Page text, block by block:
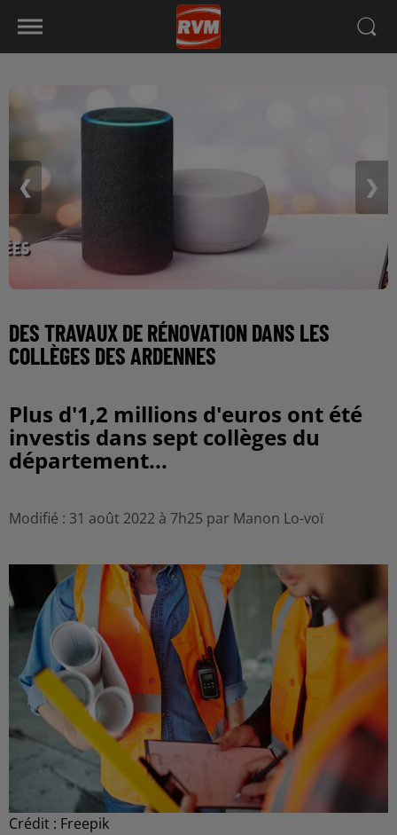
❮ ❯
DES TRAVAUX DE RÉNOVATION DANS LES
COLLÈGES DES ARDENNES
Plus d'1,2 millions d'euros ont été
investis dans sept collèges du
département...
Modifié : 31 août 2022 à 7h25 par Manon Lo-voï
Crédit : Freepik